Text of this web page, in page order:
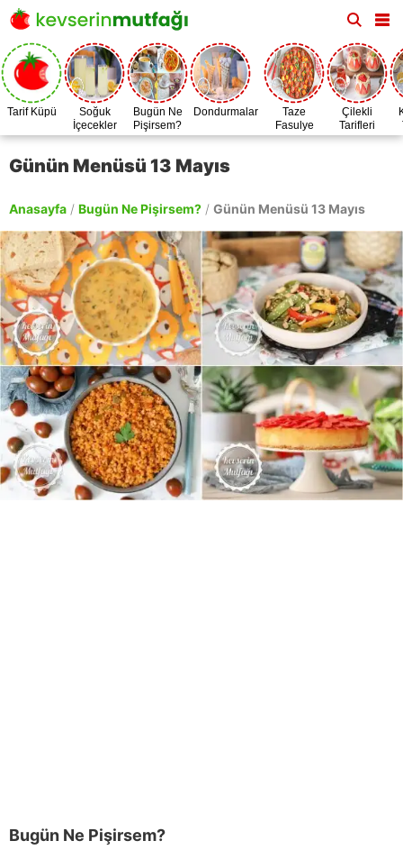
Tarif Küpü
Soğuk
İçecekler
Bugün Ne
Pişirsem?
Dondurmalar
Taze
Fasulye
Zamanı
Çilekli
Tarifleri
Günün Menüsü 13 Mayıs
Anasayfa / Bugün Ne Pişirsem? / Günün Menüsü 13 Mayıs
Bugün Ne Pişirsem?